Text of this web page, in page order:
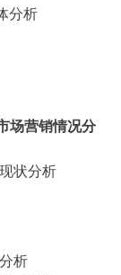
分析
场营销情况分
状分析
析